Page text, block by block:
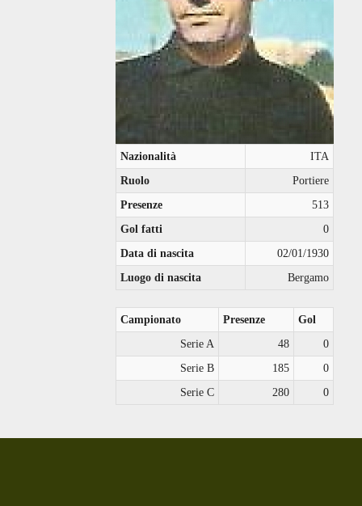
Nazionalità
ITA
Ruolo
Portiere
Presenze
513
Gol fatti
0
Data di nascita
02/01/1930
Luogo di nascita
Bergamo
Campionato Presenze
Gol
Serie A
48
0
Serie B
185
0
Serie C
280 0